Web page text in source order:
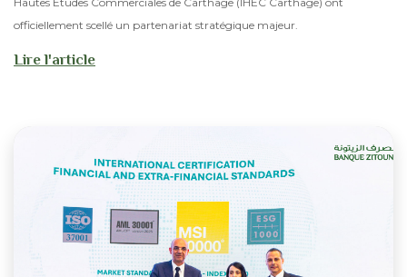
officiellement scellé un partenariat stratégique majeur.
Lire l'article